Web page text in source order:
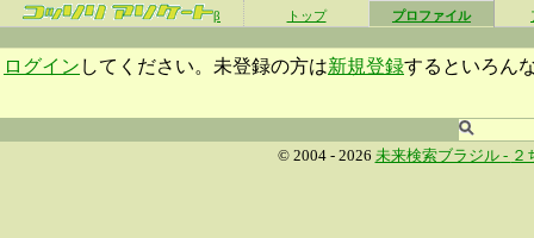
β トップ プロファイル
ログイン してください。未登録の方は新規登録するといろん
© 2004 - 2026 未来検索ブラジル - ２